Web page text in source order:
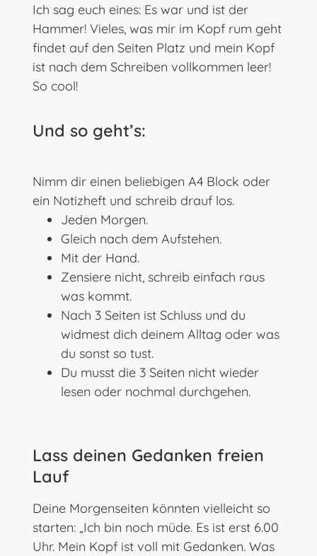
Ich sag euch eines: Es war und ist der
Hammer! Vieles, was mir im Kopf rum geht
findet auf den Seiten Platz und mein Kopf
ist nach dem Schreiben vollkommen leer!
So cool!
Und so geht’s:
Nimm dir einen beliebigen A4 Block oder
ein Notizheft und schreib drauf los.
Jeden Morgen.
Gleich nach dem Aufstehen.
Mit der Hand.
Zensiere nicht, schreib einfach raus
was kommt.
Nach 3 Seiten ist Schluss und du
widmest dich deinem Alltag oder was
du sonst so tust.
Du musst die 3 Seiten nicht wieder
lesen oder nochmal durchgehen.
Lass deinen Gedanken freien
Lauf
Deine Morgenseiten könnten vielleicht so
starten: „Ich bin noch müde. Es ist erst 6.00
Uhr. Mein Kopf ist voll mit Gedanken. Was